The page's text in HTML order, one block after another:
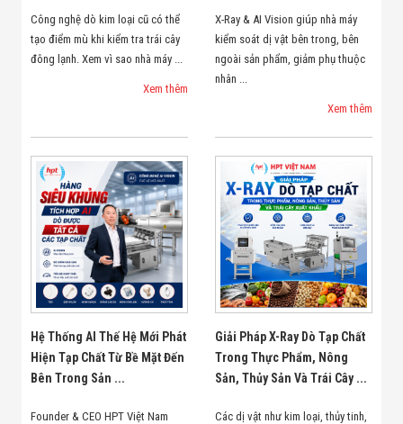
Công nghệ dò kim loại cũ có thể
tạo điểm mù khi kiểm tra trái cây
đông lạnh. Xem vì sao nhà máy ...
Xem thêm
X-Ray & AI Vision giúp nhà máy
kiểm soát dị vật bên trong, bên
ngoài sản phẩm, giảm phụ thuộc
nhân ...
Xem thêm
Hệ Thống AI Thế Hệ Mới Phát
Hiện Tạp Chất Từ Bề Mặt Đến
Bên Trong Sản ...
Founder & CEO HPT Việt Nam
Giải Pháp X-Ray Dò Tạp Chất
Trong Thực Phẩm, Nông
Sản, Thủy Sản Và Trái Cây ...
Các dị vật như kim loại, thủy tinh,